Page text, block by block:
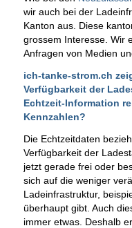
wir auch bei der
Kanton aus. Diese
grossem Interesse. Wir
Anfragen von Medien
ich-tanke-strom.ch
Verfügbarkeit der
Echtzeit-Information
Kennzahlen?
Die Echtzeitdaten
Verfügbarkeit der
jetzt gerade frei oder
sich auf die weniger
Ladeinfrastruktur,
überhaupt gibt. Auch
immer etwas. Deshalb